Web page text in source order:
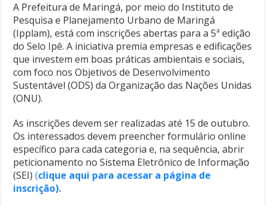
A Prefeitura de Maringá, por meio do Instituto de
Pesquisa e Planejamento Urbano de Maringá
(Ipplam), está com inscrições abertas para a 5ª edição
do Selo Ipê. A iniciativa premia empresas e edificações
que investem em boas práticas ambientais e sociais,
com foco nos Objetivos de Desenvolvimento
Sustentável (ODS) da Organização das Nações Unidas
(ONU).
As inscrições devem ser realizadas até 15 de outubro.
Os interessados devem preencher formulário online
específico para cada categoria e, na sequência, abrir
peticionamento no Sistema Eletrônico de Informação
(SEI)(clique aqui para acessar a página de
inscrição).